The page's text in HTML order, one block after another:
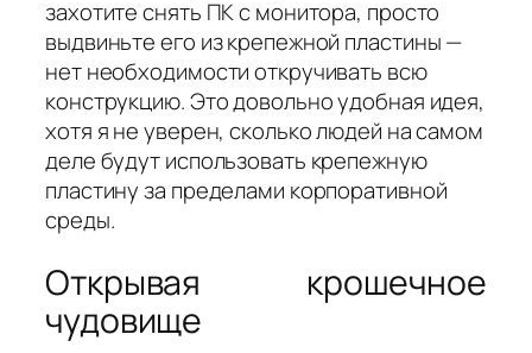
захотите снять ПК с монитора, просто
выдвиньте его из крепежной пластины —
нет необходимости откручивать всю
конструкцию. Это довольно удобная идея,
хотя я не уверен, сколько людей на самом
деле будут использовать крепежную
пластину за пределами корпоративной
среды.
Открывая крошечное
чудовище